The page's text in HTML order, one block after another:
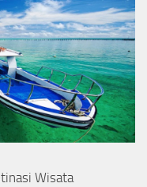
Wisata